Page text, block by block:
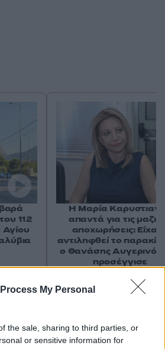
My Personal
the sale, sharing to third parties, or
or sensitive information for
112
Η Μαρία
απαντά για τις
αποχωρήσεις:
αντιληφθεί το
ο Θανάσης Αυγερινός
προσέγγισε